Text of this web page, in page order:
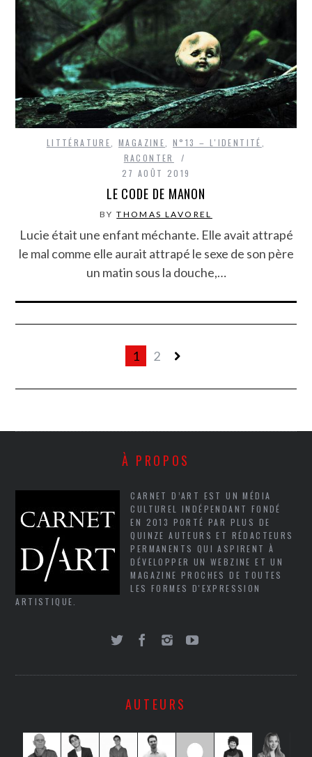
LITTÉRATURE MAGAZINE N°13 – L'IDENTITÉ
RACONTER
27 AOÛT 2019
LE CODE DE MANON
BYTHOMAS LAVOREL
Lucie était une enfant méchante. Elle avait attrapé
le mal comme elle aurait attrapé le sexe de son père
un matin sous la douche,…
1 2
À PROPOS
CARNET D’ART EST UN MÉDIA
CULTUREL INDÉPENDANT FONDÉ
EN 2013 PORTÉ PAR PLUS DE
QUINZE AUTEURS ET RÉDACTEURS
PERMANENTS QUI ASPIRENT À
DÉVELOPPER UN WEBZINE ET UN
MAGAZINE PROCHES DE TOUTES
LES FORMES D'EXPRESSION
ARTISTIQUE.
AUTEURS